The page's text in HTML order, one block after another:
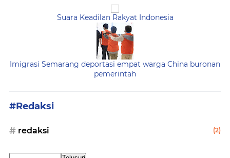
Suara Keadilan Rakyat Indonesia
Imigrasi Semarang deportasi empat warga China buronan
pemerintah
#Redaksi
redaksi (2)